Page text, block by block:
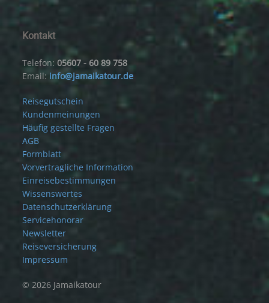
Kontakt
Telefon:05607 - 60 89 758
Email: info@jamaikatour.de
Reisegutschein
Kundenmeinungen
Häufig gestellte Fragen
AGB
Formblatt
Vorvertragliche Information
Einreisebestimmungen
Wissenswertes
Datenschutzerklärung
Servicehonorar
Newsletter
Reiseversicherung
Impressum
© 2026 Jamaikatour